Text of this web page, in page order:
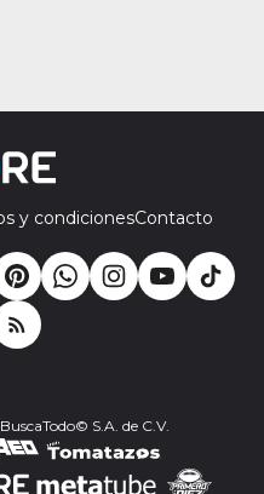
y condicionesContacto
S.A. de C.V.